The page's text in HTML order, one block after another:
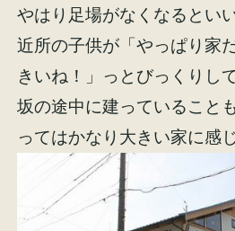
やはり足場がなくなるとい
近所の子供が「やっぱり家
きいね！」っとびっくりし
坂の途中に建っていること
ってはかなり大きい家に感
施工事例 お
会社概要 家づ